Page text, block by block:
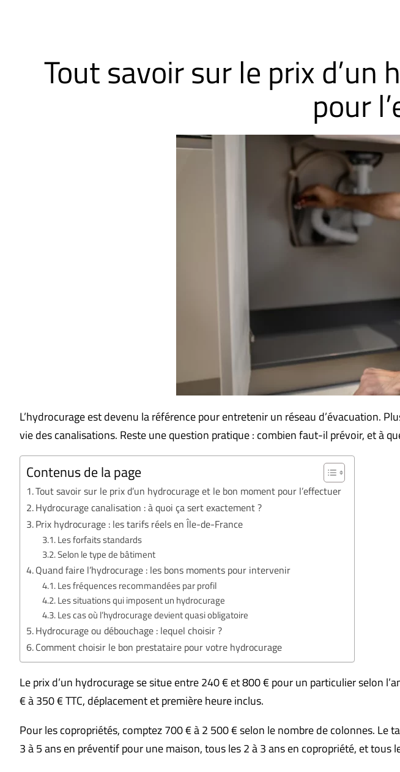
Tout savoir sur le prix
pour
L’hydrocurage est devenu la référence pour entretenir un réseau d’évacuation.
vie des canalisations. Reste une question pratique : combien faut-il prévoir, et à
Contenus de la page
Tout savoir sur le prix d’un hydrocurage et le bon moment pour l’effectuer
Hydrocurage canalisation : à quoi ça sert exactement ?
Prix hydrocurage : les tarifs réels en Île-de-France
Les forfaits standards
Selon le type de bâtiment
Quand faire l’hydrocurage : les bons moments pour intervenir
Les fréquences recommandées par profil
Les situations qui imposent un hydrocurage
Les cas où l’hydrocurage devient quasi obligatoire
Hydrocurage ou débouchage : lequel choisir ?
Comment choisir le bon prestataire pour votre hydrocurage
Le prix d’un hydrocurage se situe entre 240 € et 800 € pour un particulier selon
€ à 350 € TTC, déplacement et première heure inclus.
Pour les copropriétés, comptez 700 € à 2 500 € selon le nombre de colonnes.
3 à 5 ans en préventif pour une maison, tous les 2 à 3 ans en copropriété, et tous